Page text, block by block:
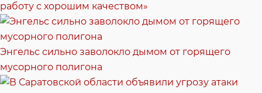
работу с хорошим качеством»
Энгельс сильно заволокло дымом от горящего
мусорного полигона